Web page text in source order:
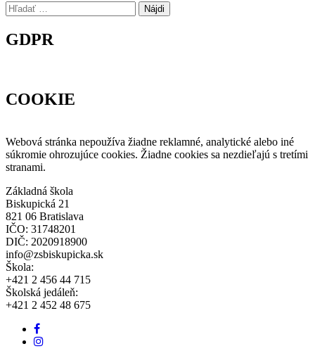
Hľadať:
GDPR
COOKIE
Webová stránka nepoužíva žiadne reklamné, analytické alebo iné
súkromie ohrozujúce cookies. Žiadne cookies sa nezdieľajú s tretími
stranami.
Základná škola
Biskupická 21
821 06 Bratislava
IČO: 31748201
DIČ: 2020918900
info@zsbiskupicka.sk
Škola:
+421 2 456 44 715
Školská jedáleň:
+421 2 452 48 675
Facebook
odkaz
Instagram